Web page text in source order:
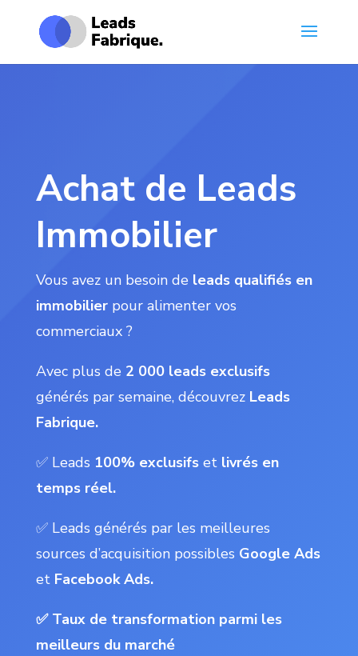
Achat de Leads
Immobilier
Vous avez un besoin de leads qualifiés en
immobilierpour alimenter vos
commerciaux ?
Avec plus de 2 000 leads exclusifs
générés par semaine, découvrez Leads
Fabrique.
✅ Leads 100% exclusifset livrés en
temps réel.
✅ Leads générés par les meilleures
sources d’acquisition possibles Google Ads
et Facebook Ads.
✅ Taux de transformation parmi les
meilleurs du marché